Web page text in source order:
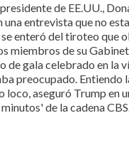
de EE.UU.,
entrevista que no
enteró del tiroteo que
miembros de su
de gala celebrado en la
preocupado. Entiendo
loco, aseguró Trump en
de la cadena